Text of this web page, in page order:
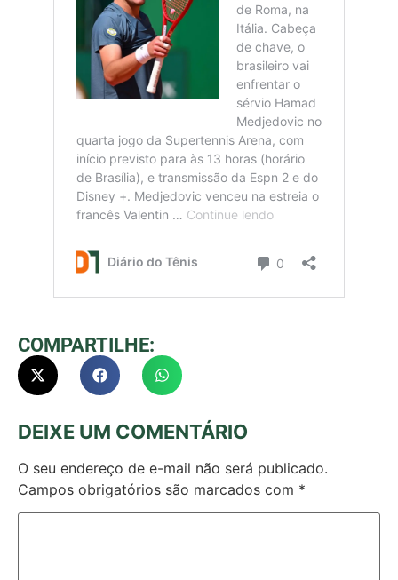
COMPARTILHE:
DEIXE UM COMENTÁRIO
O seu endereço de e-mail não será publicado.
Campos obrigatórios são marcados com *